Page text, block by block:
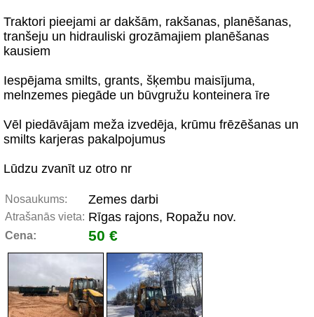
Traktori pieejami ar dakšām, rakšanas, planēšanas,
tranšeju un hidrauliski grozāmajiem planēšanas
kausiem
Iespējama smilts, grants, šķembu maisījuma,
melnzemes piegāde un būvgružu konteinera īre
Vēl piedāvājam meža izvedēja, krūmu frēzēšanas un
smilts karjeras pakalpojumus
Lūdzu zvanīt uz otro nr
Nosaukums: Zemes darbi
Atrašanās vieta: Rīgas rajons, Ropažu nov.
Cena: 50 €